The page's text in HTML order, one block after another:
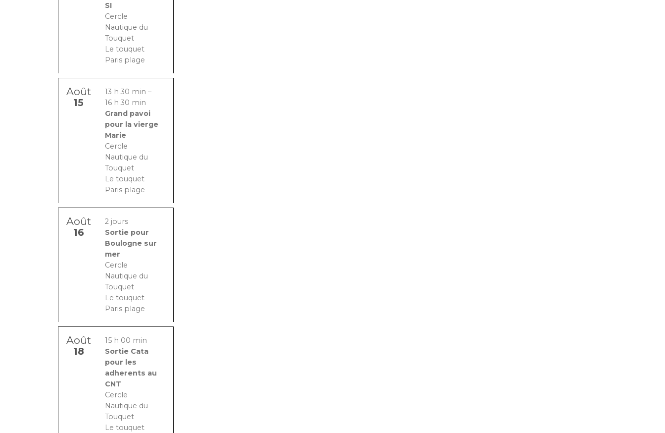
SI
Cercle
Nautique du
Touquet
Le touquet
Paris plage
Août
15
13 h 30 min –
16 h 30 min
Grand pavoi
pour la vierge
Marie
Cercle
Nautique du
Touquet
Le touquet
Paris plage
Août
16
2 jours
Sortie pour
Boulogne sur
mer
Cercle
Nautique du
Touquet
Le touquet
Paris plage
Août
18
15 h 00 min
Sortie Cata
pour les
adherents au
CNT
Cercle
Nautique du
Touquet
Le touquet